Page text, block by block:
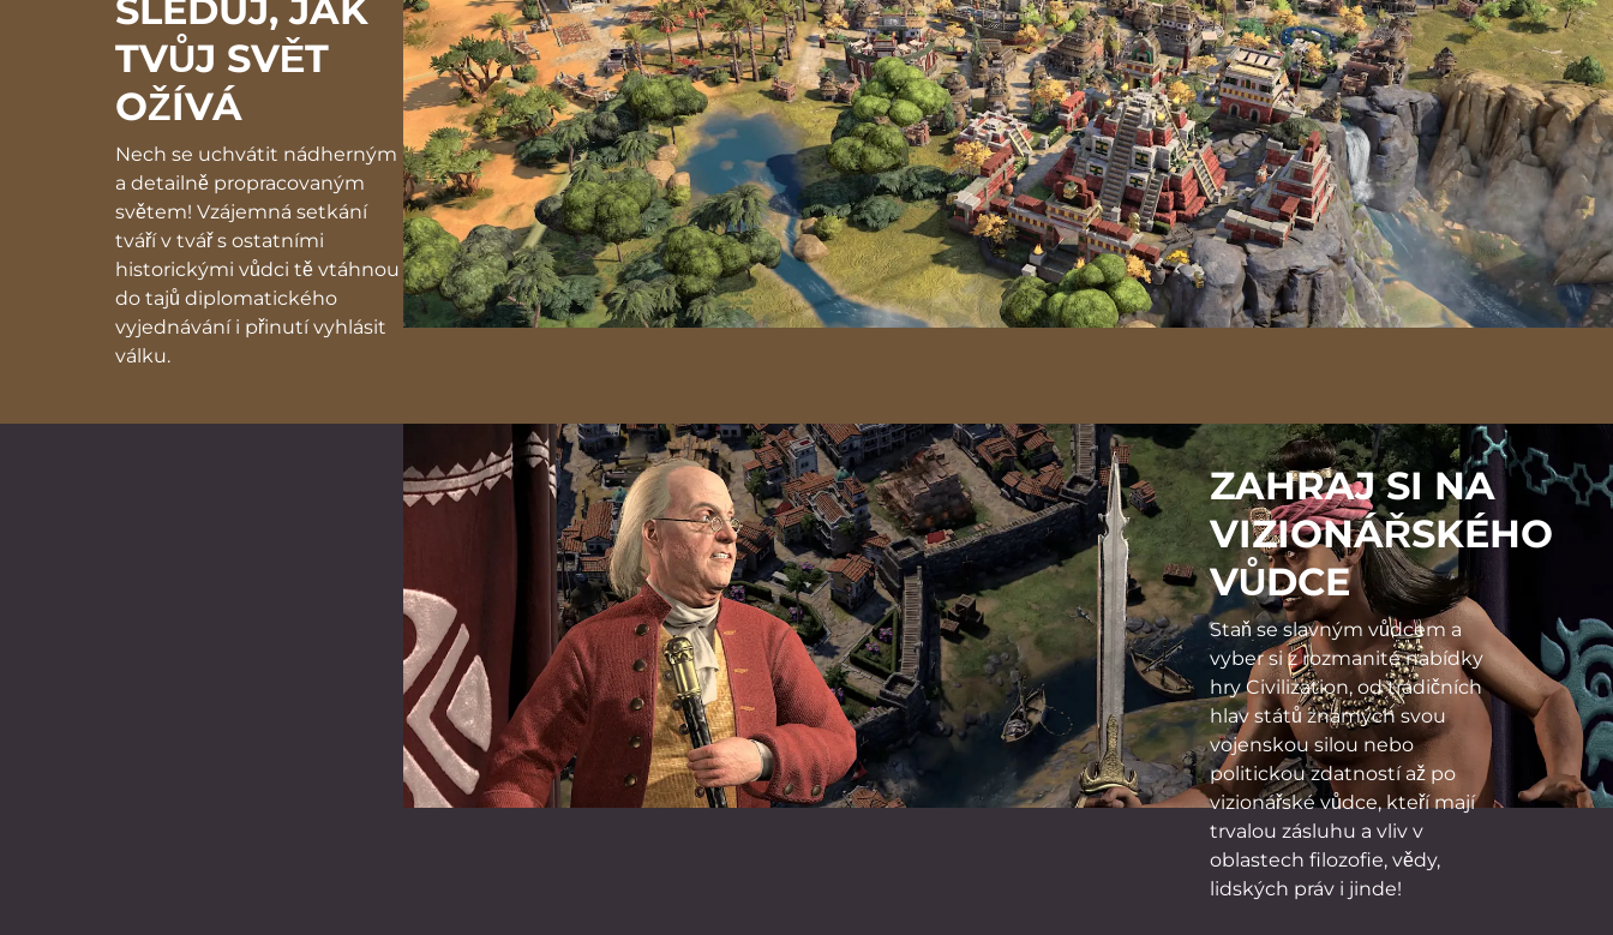
SLEDUJ, JAK
TVŮJ SVĚT
OŽÍVÁ
Nech se uchvátit nádherným
a detailně propracovaným
světem! Vzájemná setkání
tváří v tvář s ostatními
historickými vůdci tě vtáhnou
do tajů diplomatického
vyjednávání i přinutí vyhlásit
válku.
ZAHRAJ SI NA
VIZIONÁŘSKÉHO
VŮDCE
Staň se slavným vůdcem a
vyber si z rozmanité nabídky
hry Civilization, od tradičních
hlav států známých svou
vojenskou silou nebo
politickou zdatností až po
vizionářské vůdce, kteří mají
trvalou zásluhu a vliv v
oblastech filozofie, vědy,
lidských práv i jinde!